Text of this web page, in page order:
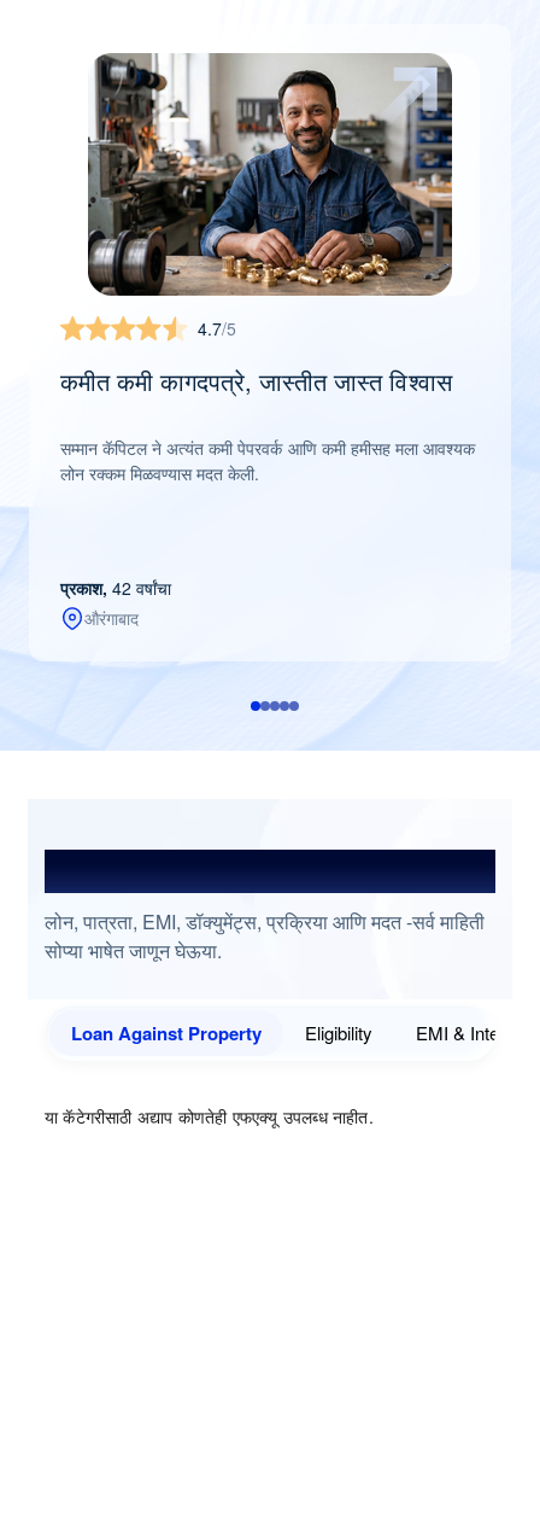
4.7/5
कमीत कमी कागदपत्रे, जास्तीत जास्त विश्वास
सम्मान कॅपिटल ने अत्यंत कमी पेपरवर्क आणि कमी हमीसह मला आवश्यक
लोन रक्कम मिळवण्यास मदत केली.
प्रकाश, 42 वर्षांचा
औरंगाबाद
प्रश्नांची उत्तरे शोधा
लोन, पात्रता, EMI, डॉक्युमेंट्स, प्रक्रिया आणि मदत -सर्व माहिती
सोप्या भाषेत जाणून घेऊया.
Loan Against Property Eligibility EMI & Interest
या कॅटेगरीसाठी अद्याप कोणतेही एफएक्यू उपलब्ध नाहीत.